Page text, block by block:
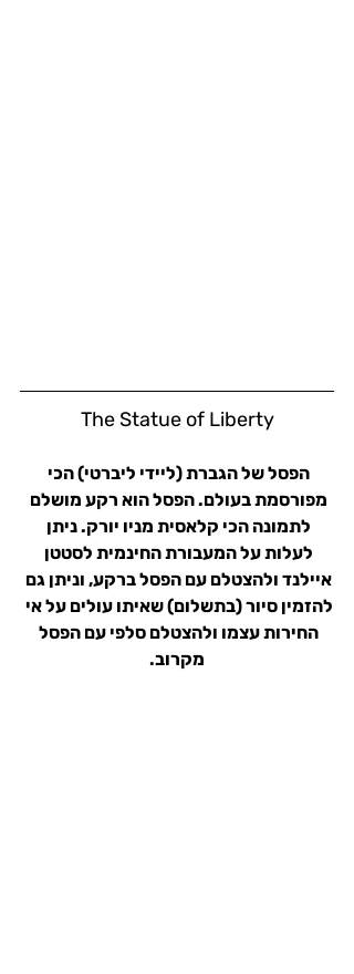
The Statue of Liberty
הפסל של הגברת (ליידי ליברטי) הכי
מפורסמת בעולם. הפסל הוא רקע מושלם
לתמונה הכי קלאסית מניו יורק. ניתן
לעלות על המעבורת החינמית לסטטן
איילנד ולהצטלם עם הפסל ברקע, וניתן גם
להזמין סיור (בתשלום) שאיתו עולים על אי
החירות עצמו ולהצטלם סלפי עם הפסל
מקרוב.